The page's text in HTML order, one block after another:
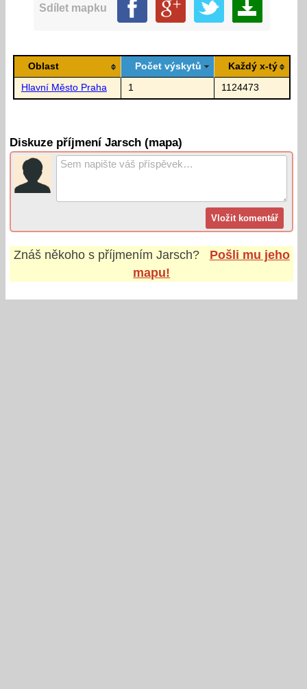
Sdílet mapku
Oblast Počet výskytů Každý x-tý
Hlavní Město Praha 1 1124473
Diskuze příjmení Jarsch (mapa)
Znáš někoho s příjmením Jarsch?
Pošli mu jeho
mapu!